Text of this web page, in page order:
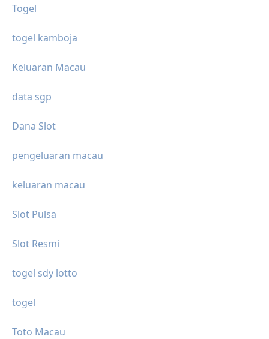
Togel
togel kamboja
Keluaran Macau
data sgp
Dana Slot
pengeluaran macau
keluaran macau
Slot Pulsa
Slot Resmi
togel sdy lotto
togel
Toto Macau